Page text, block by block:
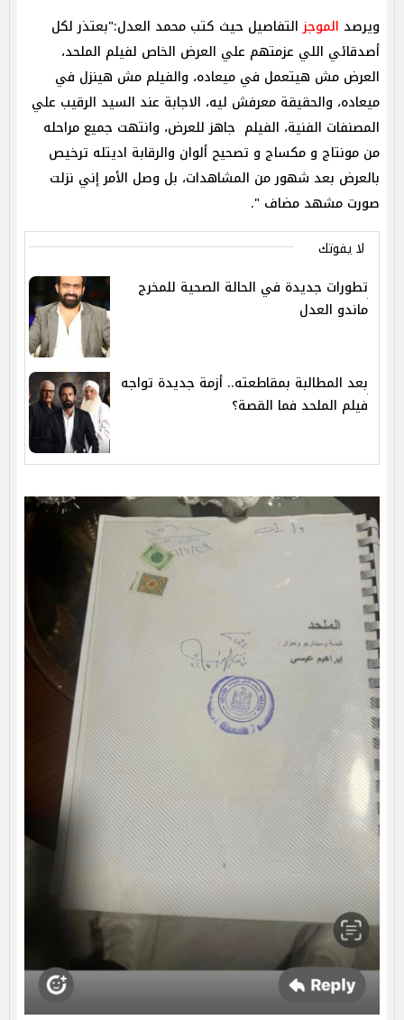
ويرصد الموجزالتفاصيل حيث كتب محمد العدل:"بعتذر لكل
أصدقائي اللي عزمتهم علي العرض الخاص لفيلم الملحد،
العرض مش هيتعمل في ميعاده، والفيلم مش هينزل في
ميعاده، والحقيقة معرفش ليه، الاجابة عند السيد الرقيب علي
المصنفات الفنية، الفيلم جاهز للعرض، وانتهت جميع مراحله
من مونتاج و مكساج و تصحيح ألوان والرقابة اديتله ترخيص
بالعرض بعد شهور من المشاهدات، بل وصل الأمر إني نزلت
صورت مشهد مضاف ".
لا يفوتك
تطورات جديدة في الحالة الصحية للمخرج
ماندو العدل
بعد المطالبة بمقاطعته.. أزمة جديدة تواجه
فيلم الملحد فما القصة؟